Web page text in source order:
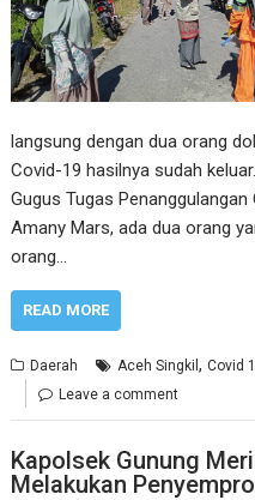
langsung dengan dua orang
Covid-19 hasilnya sudah
Gugus Tugas
Amany Mars, ada dua orang
orang…
READ MORE
Daerah Aceh Singkil,Covid
Leave a comment
Kapolsek Gunung
Melakukan